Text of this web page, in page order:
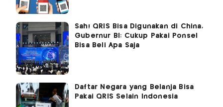
Sah! QRIS Bisa Digunakan di China,
Gubernur BI: Cukup Pakai Ponsel
Bisa Beli Apa Saja
Daftar Negara yang Belanja Bisa
Pakai QRIS Selain Indonesia